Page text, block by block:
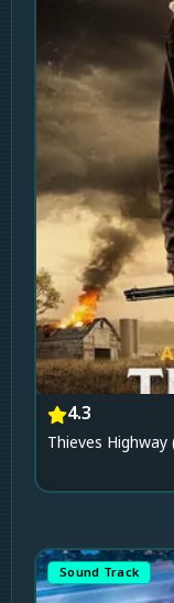
4.3
Thieves Highway
Sound Track